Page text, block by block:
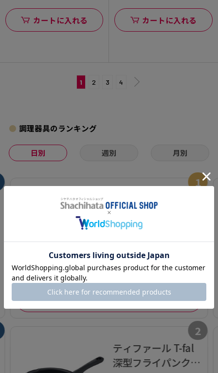
カートに入れる カートに入れる
1 2 3 4
調理器具のランキング
日別 週別 月別
1
ティファール T-fal
フライパン IHルー
ジュ・アンリミテッ
ド フライパン
（0）
¥6,446
カートに入れる
2
ティファール T-fal
深型フライパンクラ